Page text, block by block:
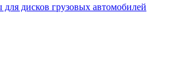
для дисков грузовых автомобилей